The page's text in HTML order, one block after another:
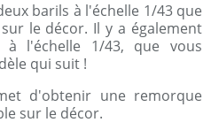
barils à l'échelle 1/43 que
le décor. Il y a également
l'échelle 1/43, que vous
qui suit !
d'obtenir une remorque
sur le décor.